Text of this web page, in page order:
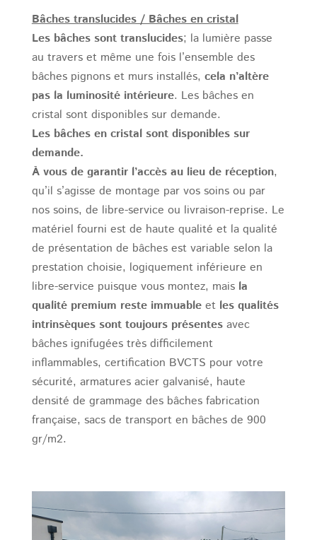
Bâches translucides / Bâches en cristal
Les bâches sont translucides; la lumière passe
au travers et même une fois l’ensemble des
bâches pignons et murs installés, cela n’altère
pas la luminosité intérieure. Les bâches en
cristal sont disponibles sur demande.
Les bâches en cristal sont disponibles sur
demande.
À vous de garantir l’accès au lieu de réception,
qu’il s’agisse de montage par vos soins ou par
nos soins, de libre-service ou livraison-reprise. Le
matériel fourni est de haute qualité et la qualité
de présentation de bâches est variable selon la
prestation choisie, logiquement inférieure en
libre-service puisque vous montez, mais la
qualité premium reste immuableet les qualités
intrinsèques sont toujours présentesavec
bâches ignifugées très difficilement
inflammables, certification BVCTS pour votre
sécurité, armatures acier galvanisé, haute
densité de grammage des bâches fabrication
française, sacs de transport en bâches de 900
gr/m2.